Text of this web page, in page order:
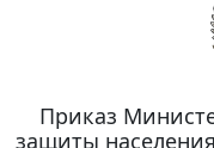
Приказ
защиты